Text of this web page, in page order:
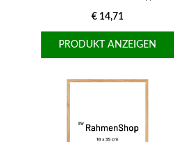
€ 14,71
PRODUKT ANZEIGEN